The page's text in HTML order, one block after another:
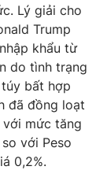
Lý giải cho
Trump
khẩu từ
do tình trạng
bất hợp
đã đồng loạt
mức tăng
với Peso
0,2%.